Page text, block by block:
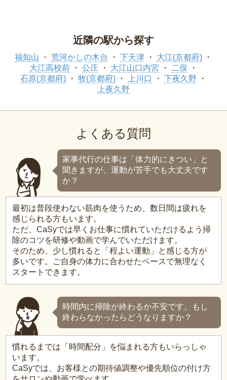
近隣の駅から探す
福知山 荒河かしの木台 下天津
大江(京都府)
大江高校前
公庄 大江山口内宮
二俣
石原(京都府)
牧(京都府) 上川口
下夜久野
上夜久野
よくある質問
家事代行の仕事は「体力的にきつい」と
聞きますが、運動が苦手でも大丈夫です
か？
最初は普段使わない筋肉を使うため、数日間は疲れを
感じられる方もいます。
ただ、CaSyでは早くお仕事に慣れていただけるよう掃
除のコツを研修や動画で学んでいただけます。
そのため、少し慣れると「程よい運動」と感じる方が
多いです。ご自身の体力に合わせたペースで無理なく
スタートできます。
時間内に掃除が終わるか不安です。もし
終わらなかったらどうなりますか？
慣れるまでは「時間配分」を悩まれる方もいらっしゃ
います。
CaSyでは、お客様との期待値調整や優先順位の付け方